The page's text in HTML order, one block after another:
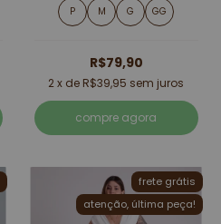
P M G GG
R$79,90
2x de R$39,95 sem juros
compre agora
frete grátis
atenção, última peça!